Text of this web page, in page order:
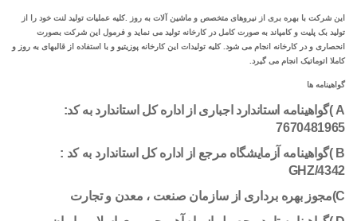
این شرکت با بهره بری از نیروهای متخصص و ماشین آلات به روز .کلیه عملیات تولید لنت خود را از
تولید بک پلیت و کامپاند به صورت کامل در کارخانه تولید می نماید و فرمول این شرکت بصورت
انحصاری و در کارخانه انجام می شود. کلیه تولیدات این کارخانه پوزیتیو و با استفاده از قالبهای به روز و
کاملا اتوماتیک انجام می گیرد.
گواهینامه ها
A )گواهینامه استاندارد اجباری از اداره کل استاندارد به کد:
7670481965
B )گواهینامه آزمایشگاه مرجع از اداره کل استاندارد به کد :
GHZ/4342
C)مجوز بهره برداری از سازمان صنعت ، معدن و تجارت